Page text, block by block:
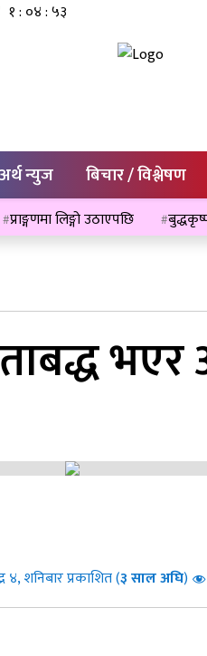
१ : ०४ : ५४
अर्थ न्युज बिचार / विश्लेषण
प्राङ्गणमा लिङ्गो उठाएपछि
भएर
४, शनिबार प्रकाशित (३साल अघि)